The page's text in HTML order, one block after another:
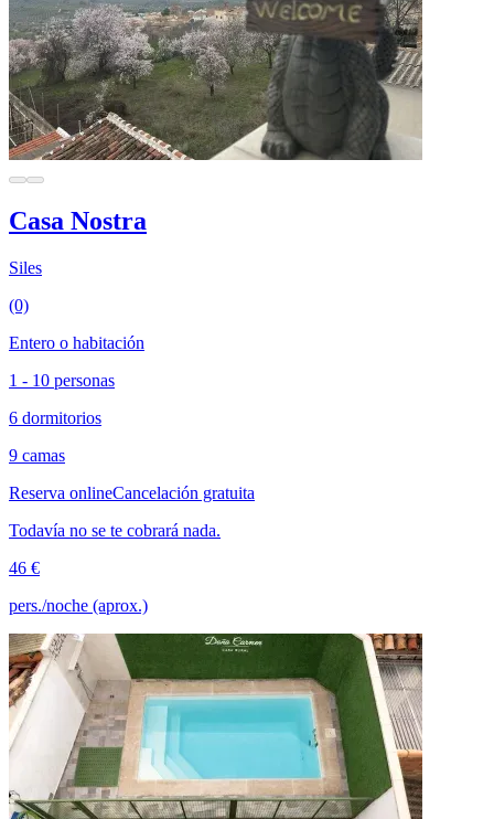
Casa Nostra
Siles
(0)
Entero o habitación
1 - 10 personas
6 dormitorios
9 camas
Reserva onlineCancelación gratuita
Todavía no se te cobrará nada.
46 €
pers./noche (aprox.)